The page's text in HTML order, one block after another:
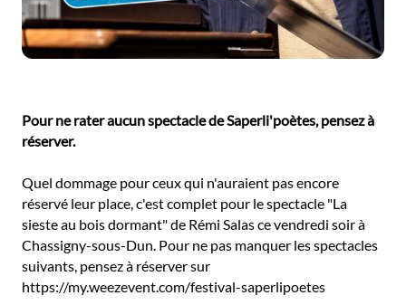
Pour ne rater aucun spectacle de Saperli'poètes, pensez à
réserver.
Quel dommage pour ceux qui n'auraient pas encore
réservé leur place, c'est complet pour le spectacle "La
sieste au bois dormant" de Rémi Salas ce vendredi soir à
Chassigny-sous-Dun. Pour ne pas manquer les spectacles
suivants, pensez à réserver sur
https://my.weezevent.com/festival-saperlipoetes